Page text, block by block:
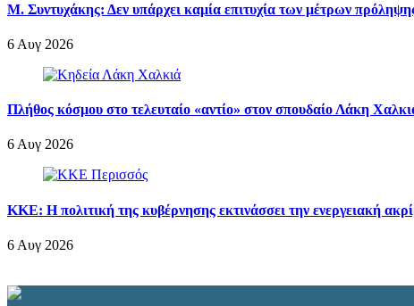
Μ. Συντυχάκης: Δεν υπάρχει καμία επιτυχία των μέτρων
6 Αυγ 2026
Πλήθος κόσμου στο τελευταίο «αντίο» στον σπουδαίο Λάκη
6 Αυγ 2026
ΚΚΕ: Η πολιτική της κυβέρνησης εκτινάσσει την ενεργειακή
6 Αυγ 2026